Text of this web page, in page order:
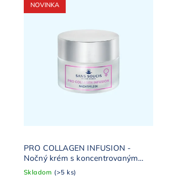
NOVINKA
PRO COLLAGEN INFUSION -
Nočný krém s koncentrovaným
kolagénom
Skladom (>5 ks)